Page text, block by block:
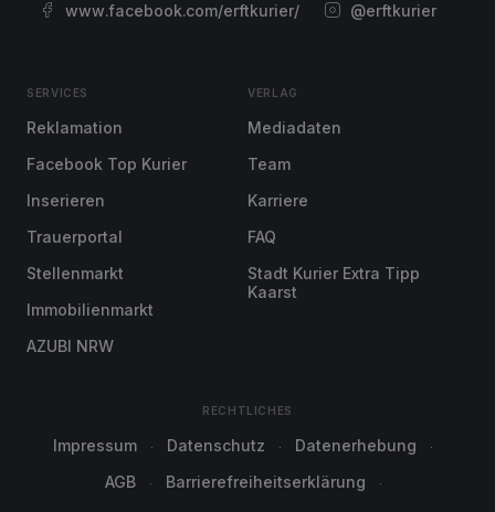
www.facebook.com/erftkurier/ @erftkurier
SERVICES
Reklamation
Facebook Top Kurier
Inserieren
Trauerportal
Stellenmarkt
Immobilienmarkt
AZUBI NRW
VERLAG
Mediadaten
Team
Karriere
FAQ
Stadt Kurier Extra Tipp
Kaarst
RECHTLICHES
Impressum Datenschutz
Datenerhebung
AGB
Barrierefreiheitserklärung